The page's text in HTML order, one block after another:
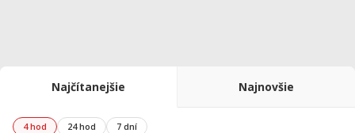
Najčítanejšie Najnovšie
4 hod 24 hod 7 dní